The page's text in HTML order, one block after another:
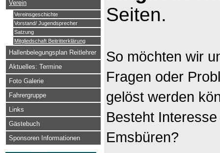
Verein
Vereinsgeschichte
Vorstand/ Jugendsprecher
Satzung
Mitgliedschaft Beitritterklärung
Hallenbelegungsplan Reitlehrer
Aktuelles: Termine
Foto Galerie
Fahrergruppe
Links
Gästebuch
Sponsoren Informationen
Seiten.
So möchten wir
Fragen oder
gelöst werden
Besteht
Emsbüren?